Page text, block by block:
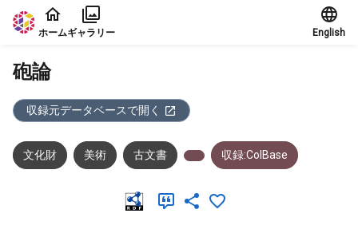
本文に飛ぶ
ホームギャラリー English
砲論
収録元データベースで開く
文化財 美術 古文書 収録:ColBase